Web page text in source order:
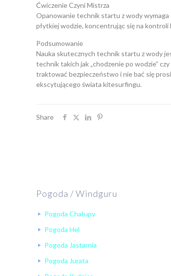
Ćwiczenie Czyni Mistrza
Opanowanie technik startu z wody wymaga
płytkiej wodzie, koncentrując się na
Podsumowanie
Nauka skutecznych technik startu z wody
technik takich jak „chodzenie po wodzie”
traktować bezpieczeństwo i nie bać się
ekscytującego świata kitesurfingu.
Share
Pogoda / Windguru
Pogoda Chałupy
Pogoda Hel
Pogoda Jastarnia
Pogoda Jurata